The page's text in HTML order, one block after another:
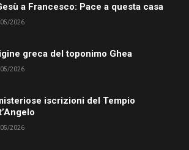
a Francesco: Pace a questa casa
2026
greca del toponimo Ghea
2026
iscrizioni del Tempio
2026